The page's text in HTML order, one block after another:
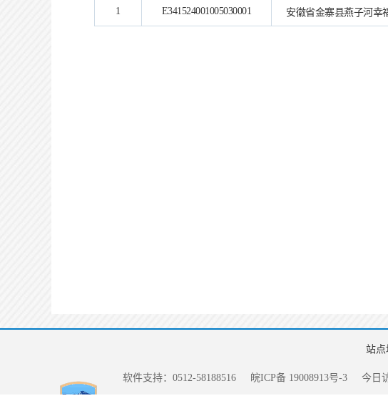
1 E341524001005030001 安徽省金寨县燕子河幸
站点
软件支持：0512-58188516 皖ICP备 19008913号-3 今日